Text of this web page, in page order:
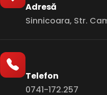
Adresă
Sinnicoara, Str.
Telefon
0741-172.257